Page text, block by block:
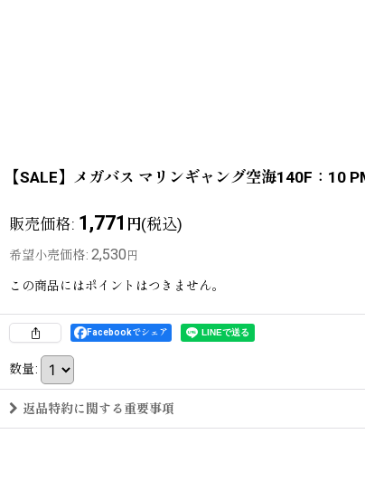
【SALE】メガバス マリンギャング空海140F：10
販売価格: 1,771 円(税込)
希望小売価格: 2,530 円
この商品にはポイントはつきません。
Facebookでシェア
数量:
返品特約に関する重要事項